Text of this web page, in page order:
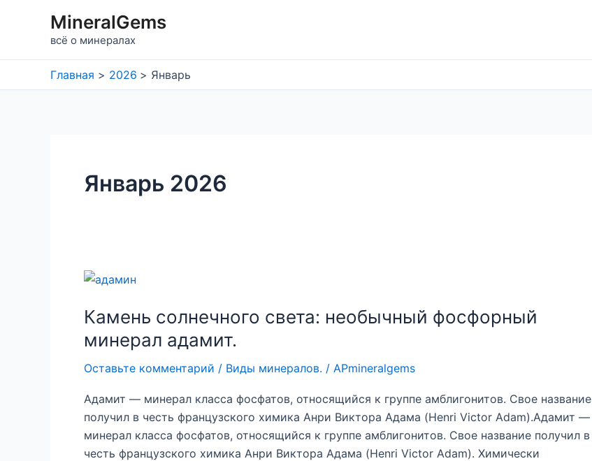
содержимому
MineralGems
всё о минералах
Главная 2026 Январь
Январь 2026
Камень солнечного света: необычный фосфорный
минерал адамит.
Оставьте комментарий / Виды минералов. / APmineralgems
Адамит — минерал класса фосфатов, относящийся к группе амблигонитов. Свое название
получил в честь французского химика Анри Виктора Адама (Henri Victor Adam).Адамит —
минерал класса фосфатов, относящийся к группе амблигонитов. Свое название получил в
честь французского химика Анри Виктора Адама (Henri Victor Adam). Химически